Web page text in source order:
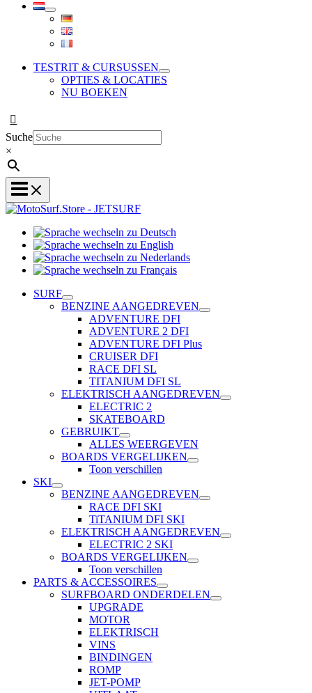
TESTRIT & CURSUSSEN
OPTIES & LOCATIES
NU BOEKEN
Suche
×
zu
Deutsch
wechseln
zu
Sprache
Sprache
Français
SURF
BENZINE AANGEDREVEN
ADVENTURE DFI
ADVENTURE 2 DFI
ADVENTURE DFI Plus
CRUISER DFI
RACE DFI SL
TITANIUM DFI SL
ELEKTRISCH AANGEDREVEN
ELECTRIC 2
SKATEBOARD
GEBRUIKT
ALLES WEERGEVEN
BOARDS VERGELIJKEN
Toon verschillen
SKI
BENZINE AANGEDREVEN
RACE DFI SKI
TiTANIUM DFI SKI
ELEKTRISCH AANGEDREVEN
ELECTRIC 2 SKI
BOARDS VERGELIJKEN
Toon verschillen
PARTS & ACCESSOIRES
SURFBOARD ONDERDELEN
UPGRADE
MOTOR
ELEKTRISCH
VINS
BINDINGEN
ROMP
JET-POMP